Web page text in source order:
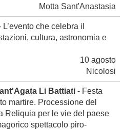
Motta Sant'Anastasia
L’evento che celebra il
cultura, astronomia e
10 agosto
Nicolosi
Li Battiati - Festa
martire. Processione del
Reliquia per le vie del paese
spettacolo piro-